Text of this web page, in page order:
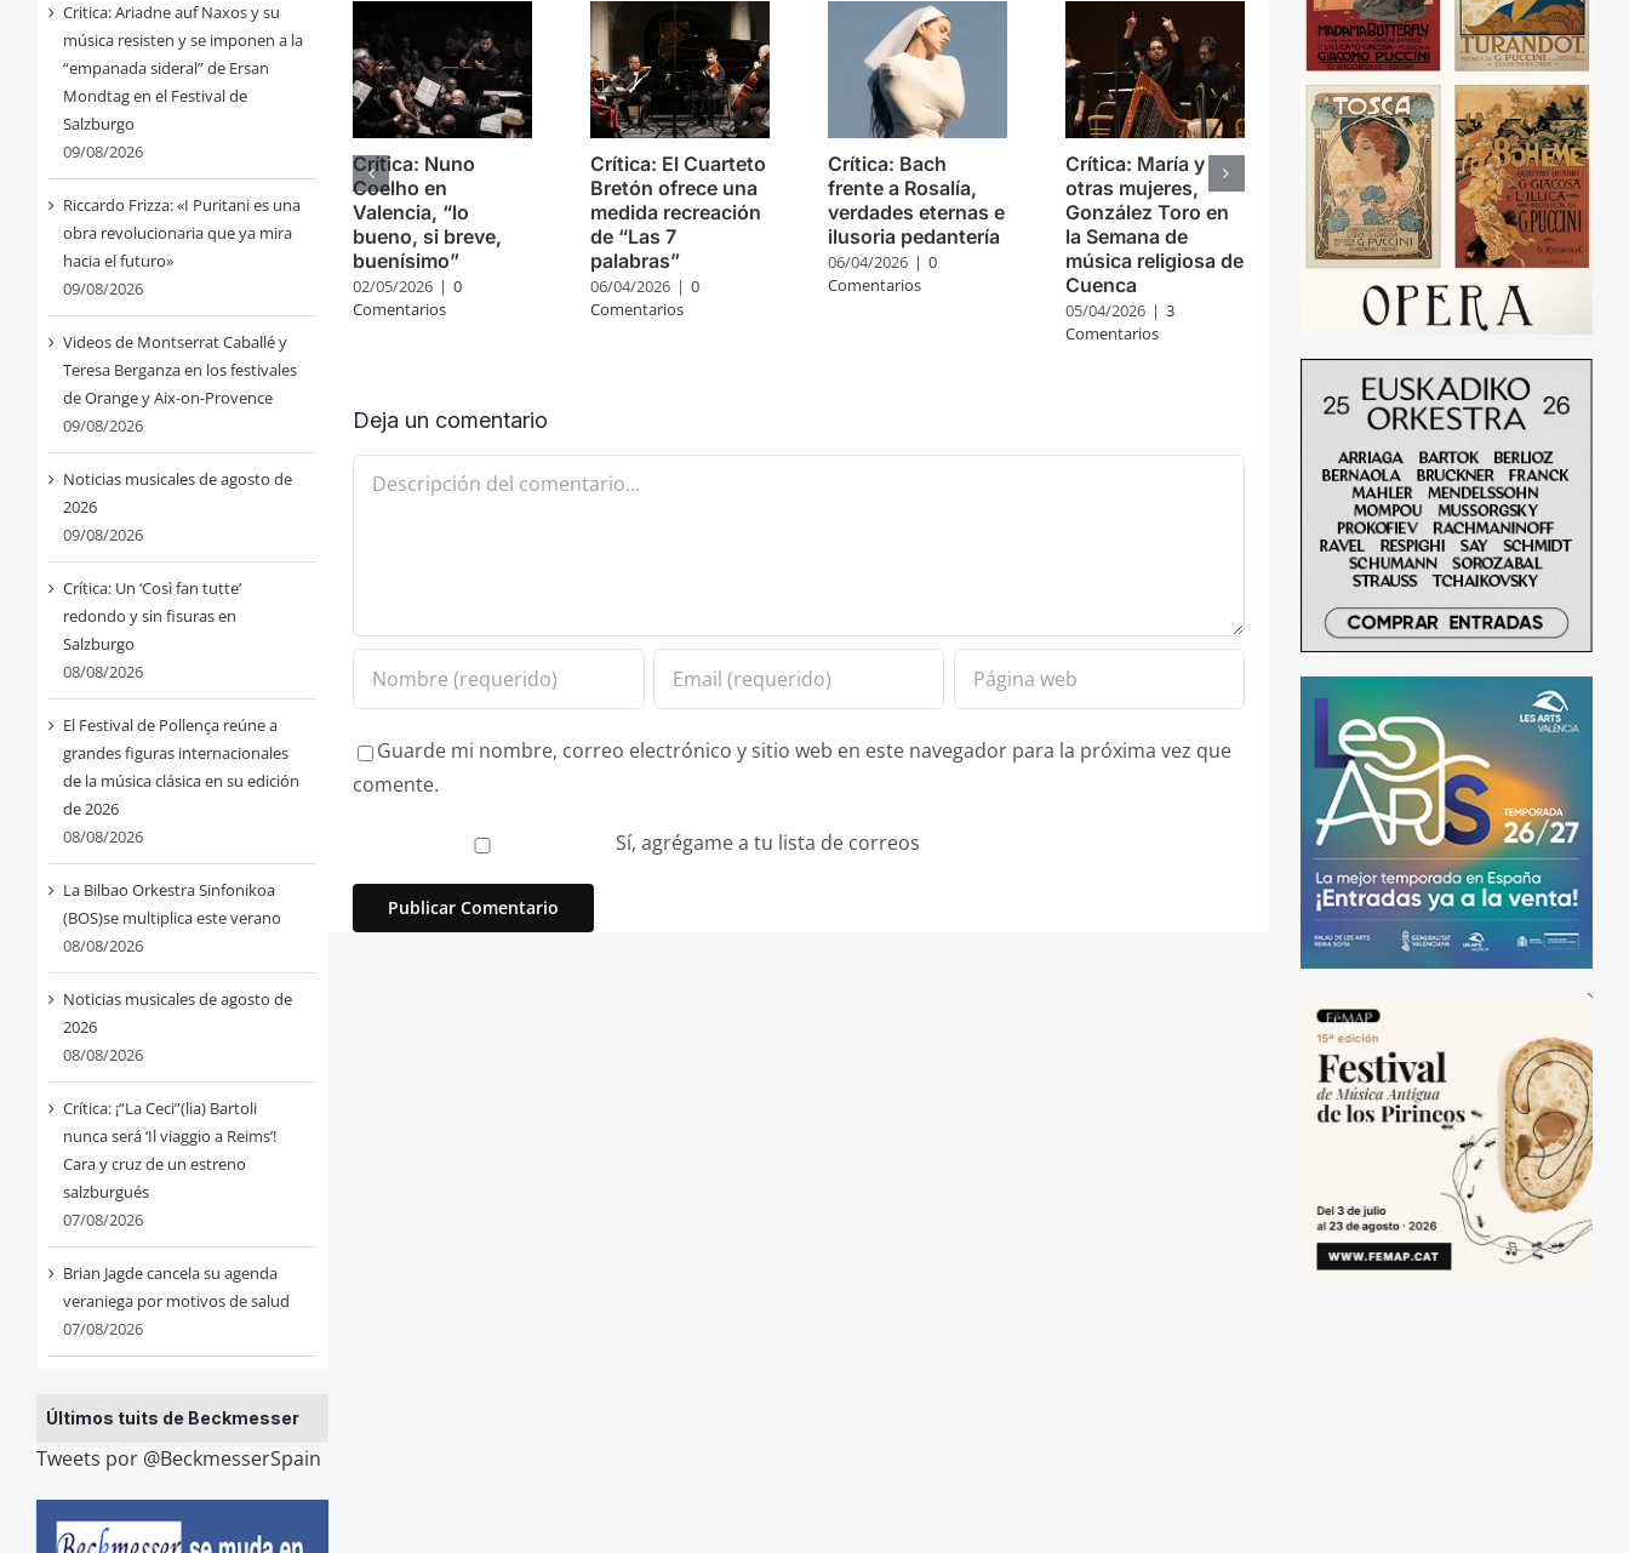
Critica: Ariadne auf Naxos y su
música resisten y se imponen a la
“empanada sideral” de Ersan
Mondtag en el Festival de
Salzburgo
09/08/2026
Riccardo Frizza: «I Puritani es una
obra revolucionaria que ya mira
hacia el futuro»
09/08/2026
Videos de Montserrat Caballé y
Teresa Berganza en los festivales
de Orange y Aix-on-Provence
09/08/2026
Noticias musicales de agosto de
2026
09/08/2026
Crítica: Un ‘Così fan tutte’
redondo y sin fisuras en
Salzburgo
08/08/2026
El Festival de Pollença reúne a
grandes figuras internacionales
de la música clásica en su edición
de 2026
08/08/2026
La Bilbao Orkestra Sinfonikoa
(BOS)se multiplica este verano
08/08/2026
Noticias musicales de agosto de
2026
08/08/2026
Crítica: ¡“La Ceci”(lia) Bartoli
nunca será ‘Il viaggio a Reims’!
Cara y cruz de un estreno
salzburgués
07/08/2026
Brian Jagde cancela su agenda
veraniega por motivos de salud
07/08/2026
Últimos tuits de Beckmesser
Tweets por @BeckmesserSpain
Crítica: Nuno
Coelho en
Valencia, “lo
bueno, si breve,
buenísimo”
02/05/2026 | 0
Comentarios
Crítica: El Cuarteto
Bretón ofrece una
medida recreación
de “Las 7
palabras”
06/04/2026 | 0
Comentarios
Crítica: Bach
frente a Rosalía,
verdades eternas e
ilusoria pedantería
06/04/2026 | 0
Comentarios
Crítica: María y
otras mujeres,
González Toro en
la Semana de
música religiosa de
Cuenca
05/04/2026 | 3
Comentarios
Deja un comentario
Comentario
Guarde mi nombre, correo electrónico y sitio web en este navegador para la próxima vez que
comente.
Sí, agrégame a tu lista de correos